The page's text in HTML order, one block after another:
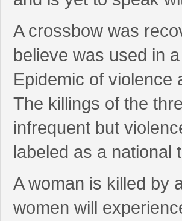
A crossbow was
believe was used in
Epidemic of violence
The killings of the
infrequent but
labeled as a national
A woman is killed by
women will